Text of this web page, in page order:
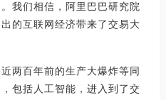
我们相信，阿里巴巴研究院
的互联网经济带来了交易大
两百年前的生产大爆炸等同
包括人工智能，进入到了交